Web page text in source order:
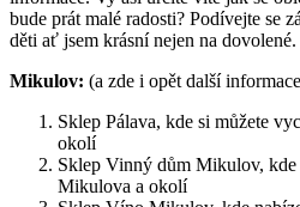
bude prát malé radosti? Podívejte se
děti ať jsem krásní nejen na dovolené.
Mikulov: (a zde i opět další informace
Sklep Pálava, kde si můžete
okolí
Sklep Vinný dům Mikulov,
Mikulova a okolí